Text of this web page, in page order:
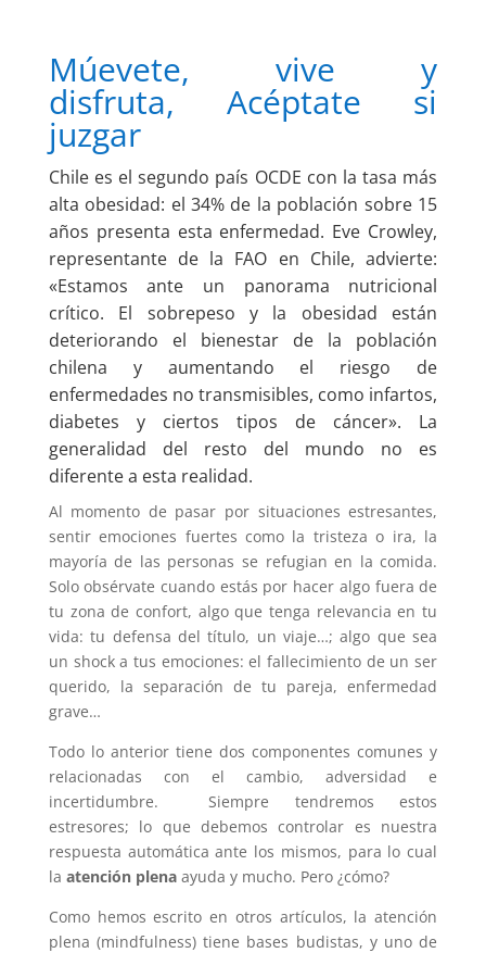
Múevete, vive y
disfruta, Acéptate si
juzgar
Chile es el segundo país OCDE con la tasa más
alta obesidad: el 34% de la población sobre 15
años presenta esta enfermedad. Eve Crowley,
representante de la FAO en Chile, advierte:
«Estamos ante un panorama nutricional
crítico. El sobrepeso y la obesidad están
deteriorando el bienestar de la población
chilena y aumentando el riesgo de
enfermedades no transmisibles, como infartos,
diabetes y ciertos tipos de cáncer». La
generalidad del resto del mundo no es
diferente a esta realidad.
Al momento de pasar por situaciones estresantes,
sentir emociones fuertes como la tristeza o ira, la
mayoría de las personas se refugian en la comida.
Solo obsérvate cuando estás por hacer algo fuera de
tu zona de confort, algo que tenga relevancia en tu
vida: tu defensa del título, un viaje…; algo que sea
un shock a tus emociones: el fallecimiento de un ser
querido, la separación de tu pareja, enfermedad
grave…
Todo lo anterior tiene dos componentes comunes y
relacionadas con el cambio, adversidad e
incertidumbre. Siempre tendremos estos
estresores; lo que debemos controlar es nuestra
respuesta automática ante los mismos, para lo cual
la atención plena ayuda y mucho. Pero ¿cómo?
Como hemos escrito en otros artículos, la atención
plena (mindfulness) tiene bases budistas, y uno de